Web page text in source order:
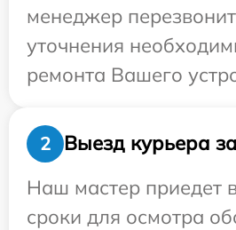
менеджер
уточнения
ремонта Вашего
2
Выезд курьера
Наш мастер приедет
сроки для осмотра